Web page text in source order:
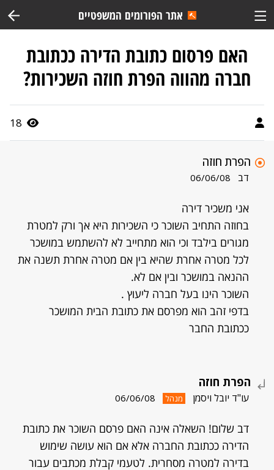
אתר הפורומים המשפטיים
האם פרסום כתובת הדירה ככתובת
חברה מהווה הפרת חוזה השכירות?
18
הפרת חוזה
דב 06/06/08
אני משכיר דירה
בחוזה התחיב השוכר כי השכירות היא אך ורק למטרת
מגורים בילבד וכי הוא מתחייב לא להשתמש במושכר
לכל מטרה אחרת שהיא בין אם מטרה אחרת תשנה את
ההנאה במושכר ובין אם לא.
השוכר הינו בעל חברה ליעוץ .
בדפי זהב הוא מפרסם את כתובת הבית המושכר
ככתובת החבר
הפרת חוזה
עו"ד יובל ויסמן מנהל 06/06/08
דב שלום! השאלה אינה האם פרסם השוכר את כתובת
הדירה ככתובת החברה אלא אם הוא עושה שימוש
בדירה למטרה מסחרית. לטעמי קבלת מכתבים עבור